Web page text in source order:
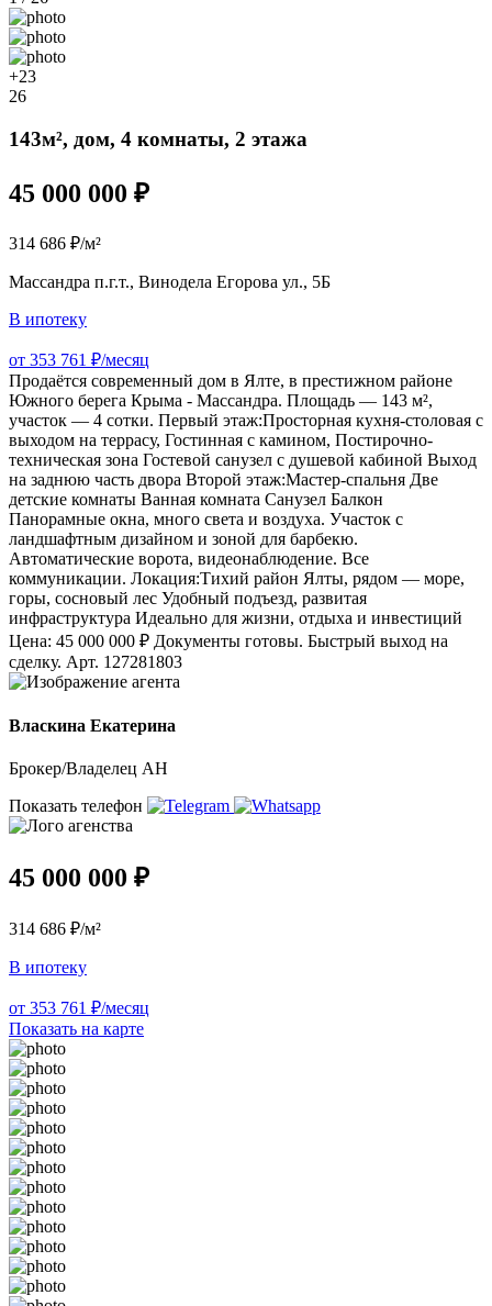
+23
26
143м², дом, 4 комнаты, 2 этажа
45 000 000 ₽
314 686 ₽/м²
Массандра п.г.т., Винодела Егорова ул., 5Б
В ипотеку
от 353 761 ₽/месяц
Продаётся современный дом в Ялте, в престижном районе
Южного берега Крыма - Массандра. Площадь — 143 м²,
участок — 4 сотки. Первый этаж:Просторная кухня-столовая с
выходом на террасу, Гостинная с камином, Постирочно-
техническая зона Гостевой санузел с душевой кабиной Выход
на заднюю часть двора Второй этаж:Мастер-спальня Две
детские комнаты Ванная комната Санузел Балкон
Панорамные окна, много света и воздуха. Участок с
ландшафтным дизайном и зоной для барбекю.
Автоматические ворота, видеонаблюдение. Все
коммуникации. Локация:Тихий район Ялты, рядом — море,
горы, сосновый лес Удобный подъезд, развитая
инфраструктура Идеально для жизни, отдыха и инвестиций
Цена: 45 000 000 ₽ Документы готовы. Быстрый выход на
сделку. Арт. 127281803
Власкина Екатерина
Брокер/Владелец АН
Показать телефон
45 000 000 ₽
314 686 ₽/м²
В ипотеку
от 353 761 ₽/месяц
Показать на карте